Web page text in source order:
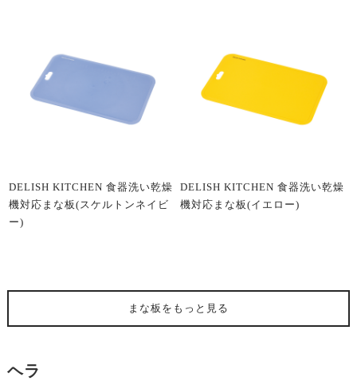
DELISH KITCHEN 食器洗い乾燥
機対応まな板(スケルトンネイビ
ー)
DELISH KITCHEN 食器洗い乾燥
機対応まな板(イエロー)
まな板 をもっと見る
ヘラ